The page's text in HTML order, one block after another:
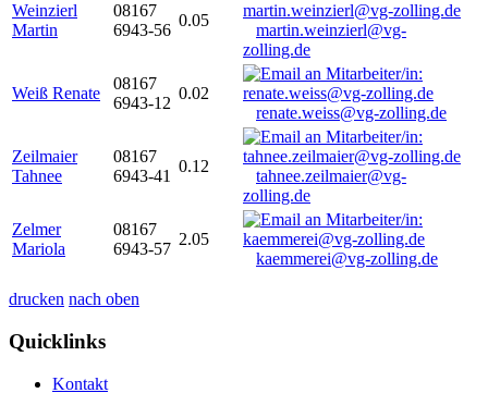
Weinzierl
Martin
08167
6943-56
0.05
martin.weinzierl@vg-
zolling.de
Weiß Renate
08167
6943-12
0.02
renate.weiss@vg-zolling.de
Zeilmaier
Tahnee
08167
6943-41
0.12
tahnee.zeilmaier@vg-
zolling.de
Zelmer
Mariola
08167
6943-57
2.05
kaemmerei@vg-zolling.de
drucken nach oben
Quicklinks
Kontakt